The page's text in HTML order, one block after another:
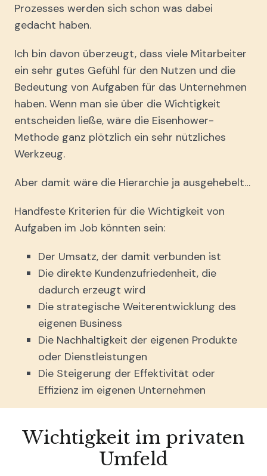
Prozesses werden sich schon was dabei
gedacht haben.
Ich bin davon überzeugt, dass viele Mitarbeiter
ein sehr gutes Gefühl für den Nutzen und die
Bedeutung von Aufgaben für das Unternehmen
haben. Wenn man sie über die Wichtigkeit
entscheiden ließe, wäre die Eisenhower-
Methode ganz plötzlich ein sehr nützliches
Werkzeug.
Aber damit wäre die Hierarchie ja ausgehebelt…
Handfeste Kriterien für die Wichtigkeit von
Aufgaben im Job könnten sein:
Der Umsatz, der damit verbunden ist
Die direkte Kundenzufriedenheit, die
dadurch erzeugt wird
Die strategische Weiterentwicklung des
eigenen Business
Die Nachhaltigkeit der eigenen Produkte
oder Dienstleistungen
Die Steigerung der Effektivität oder
Effizienz im eigenen Unternehmen
Wichtigkeit im privaten
Umfeld